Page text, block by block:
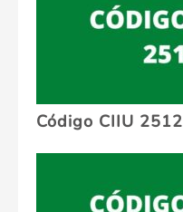
Código CIIU 2512